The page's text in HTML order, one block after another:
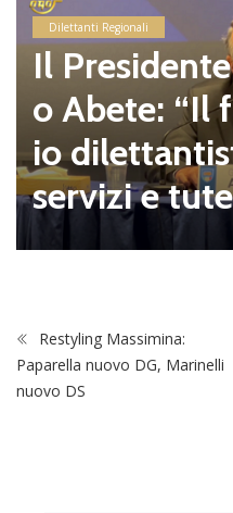
Dilettanti Regionali
Il
o Abete: “Il
io
servizi e
Restyling Massimina:
Paparella nuovo DG, Marinelli
nuovo DS